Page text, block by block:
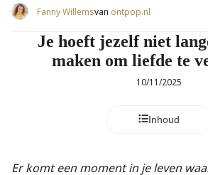
Fanny Willemsvan ontpop.nl
Je hoeft jezelf niet
maken om liefde te
10/11/2025
Inhoud
Er komt een moment in je leven